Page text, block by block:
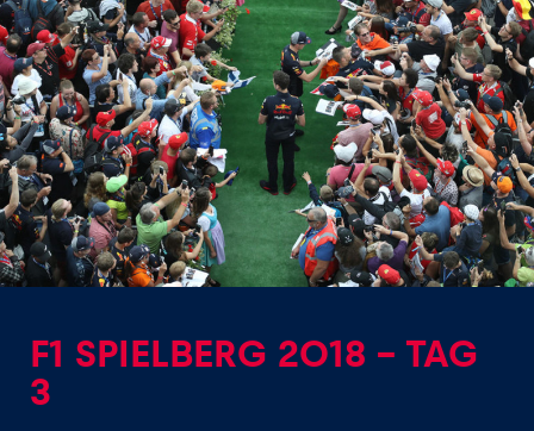
News
Alle anzeigen
Events
Alle anzeigen
F1 SPIELBERG 2018 - TAG
3